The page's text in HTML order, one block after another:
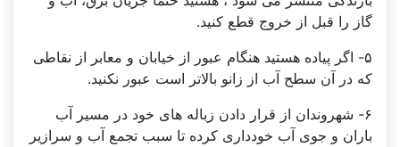
گاز را قبل از خروج قطع کنید.
۵- اگر پیاده هستید هنگام عبور از خیابان و معابر از نقاطی
که در آن سطح آب از زانو بالاتر است عبور نکنید.
۶- شهروندان از قرار دادن زباله های خود در مسیر آب
باران و جوی آب خودداری کرده تا سبب تجمع آب و سرازیر